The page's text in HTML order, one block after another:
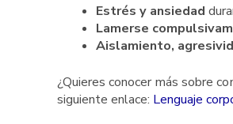
Estrés y ansiedad
Lamerse
Aislamiento,
¿Quieres conocer más sobre
siguiente enlace: Lenguaje